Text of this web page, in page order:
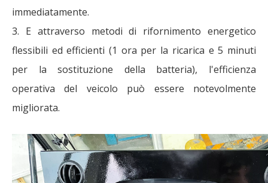
immediatamente.
3. E attraverso metodi di rifornimento energetico
flessibili ed efficienti (1 ora per la ricarica e 5 minuti
per la sostituzione della batteria), l'efficienza
operativa del veicolo può essere notevolmente
migliorata.